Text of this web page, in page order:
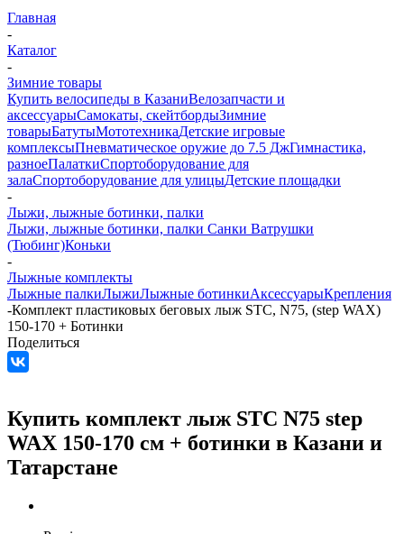
Главная
-
Каталог
-
Зимние товары
Купить велосипеды в КазаниВелозапчасти и
аксессуарыСамокаты, скейтбордыЗимние
товарыБатутыМототехникаДетские игровые
комплексыПневматическое оружие до 7.5 ДжГимнастика,
разноеПалаткиСпортоборудование для
залаСпортоборудование для улицыДетские площадки
-
Лыжи, лыжные ботинки, палки
Лыжи, лыжные ботинки, палки Санки Ватрушки
(Тюбинг)Коньки
-
Лыжные комплекты
Лыжные палкиЛыжиЛыжные ботинкиАксессуарыКрепления
-Комплект пластиковых беговых лыж STC, N75, (step WAX)
150-170 + Ботинки
Поделиться
Купить комплект лыж STC N75 step
WAX 150-170 см + ботинки в Казани и
Татарстане